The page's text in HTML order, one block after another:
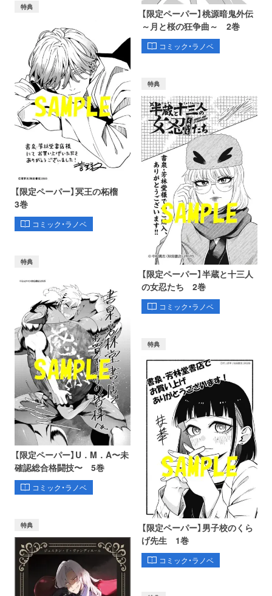
【限定ペーパー】桃源暗鬼外伝
～月と桜の狂争曲～ 2巻
コミック・ラノベ
特典
【限定ペーパー】冥王の柘榴
3巻
コミック・ラノベ
特典
【限定ペーパー】半蔵と十三人
の女忍たち 2巻
コミック・ラノベ
特典
【限定ペーパー】U．M．A〜未
確認総合格闘技〜 5巻
コミック・ラノベ
特典
【限定ペーパー】男子校のくら
げ先生 1巻
コミック・ラノベ
特典